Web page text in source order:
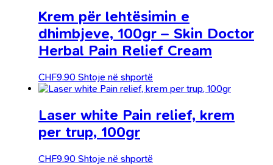
Krem për lehtësimin e
dhimbjeve, 100gr – Skin Doctor
Herbal Pain Relief Cream
CHF9.90 Shtoje në shportë
Laser white Pain relief, krem
per trup, 100gr
CHF9.90 Shtoje në shportë